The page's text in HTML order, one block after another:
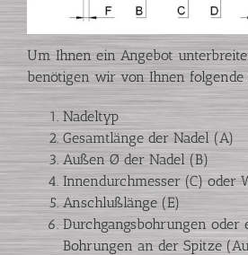
Um Ihnen ein Angebot
benötigen wir von Ihnen folgende
Nadeltyp
Gesamtlänge der Nadel (A)
Außen Ø der Nadel (B)
Innendurchmesser (C) oder
Anschlußlänge (E)
Durchgangsbohrungen oder
Bohrungen an der Spitze